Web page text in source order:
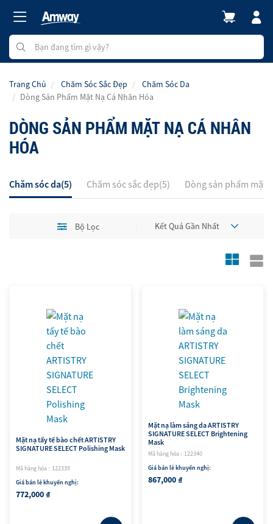
Trang Chủ Chăm Sóc Sắc Đẹp
Chăm Sóc Da
Dòng Sản Phẩm Mặt Nạ Cá Nhân Hóa
DÒNG SẢN PHẨM MẶT NẠ CÁ NHÂN
HÓA
Chăm sóc da(5) Chăm sóc sắc đẹp(5) Dòng sản phẩm mặt
Bộ Lọc
Mặt nạ tẩy tế bào chết ARTISTRY
SIGNATURE SELECT Polishing Mask
Mã hàng hóa : 122339
Giá bán lẻ khuyến nghị:
772,000 ₫
Mặt nạ làm sáng da ARTISTRY
SIGNATURE SELECT Brightening
Mask
Mã hàng hóa : 122340
Giá bán lẻ khuyến nghị:
867,000 ₫